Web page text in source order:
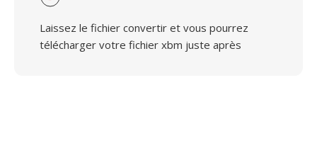
Laissez le fichier convertir et vous pourrez
télécharger votre fichier xbm juste après